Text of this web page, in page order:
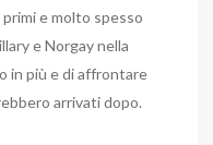
e molto spesso
e Norgay nella
in più e di affrontare
arrivati dopo.